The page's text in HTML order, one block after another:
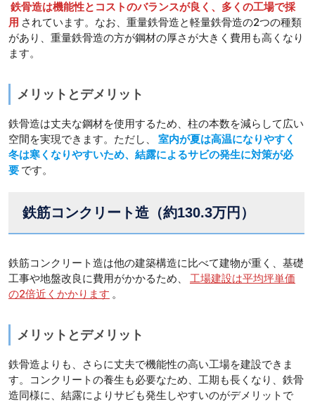
鉄骨造は機能性とコストのバランスが良く、多くの工場で採
用 されています。なお、重量鉄骨造と軽量鉄骨造の2つの種類
があり、重量鉄骨造の方が鋼材の厚さが大きく費用も高くなり
ます。
メリットとデメリット
鉄骨造は丈夫な鋼材を使用するため、柱の本数を減らして広い
空間を実現できます。ただし、
室内が夏は高温になりやすく
冬は寒くなりやすいため、結露によるサビの発生に対策が必
要 です。
鉄筋コンクリート造（約130.3万円）
鉄筋コンクリート造は他の建築構造に比べて建物が重く、基礎
工事や地盤改良に費用がかかるため、
工場建設は平均坪単価
の2倍近くかかります 。
メリットとデメリット
鉄骨造よりも、さらに丈夫で機能性の高い工場を建設できま
す。コンクリートの養生も必要なため、工期も長くなり、鉄骨
造同様に、結露によりサビも発生しやすいのがデメリットで